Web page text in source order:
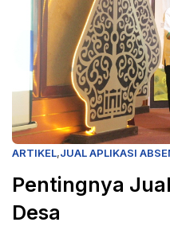
ARTIKEL,JUAL APLIKASI
Pentingnya
Desa